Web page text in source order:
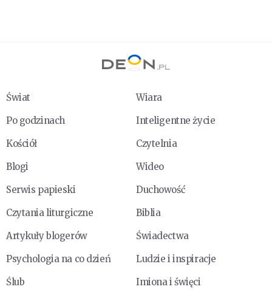
Świat
Wiara
Po godzinach
Inteligentne życie
Kościół
Czytelnia
Blogi
Wideo
Serwis papieski
Duchowość
Czytania liturgiczne
Biblia
Artykuły blogerów
Świadectwa
Psychologia na co dzień
Ludzie i inspiracje
Ślub
Imiona i święci